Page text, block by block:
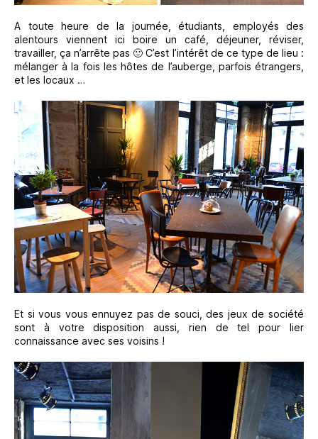
A toute heure de la journée, étudiants, employés des
alentours viennent ici boire un café, déjeuner, réviser,
travailler, ça n’arrête pas 🙂 C’est l’intérêt de ce type de lieu :
mélanger à la fois les hôtes de l’auberge, parfois étrangers,
et les locaux …
Et si vous vous ennuyez pas de souci, des jeux de société
sont à votre disposition aussi, rien de tel pour lier
connaissance avec ses voisins !